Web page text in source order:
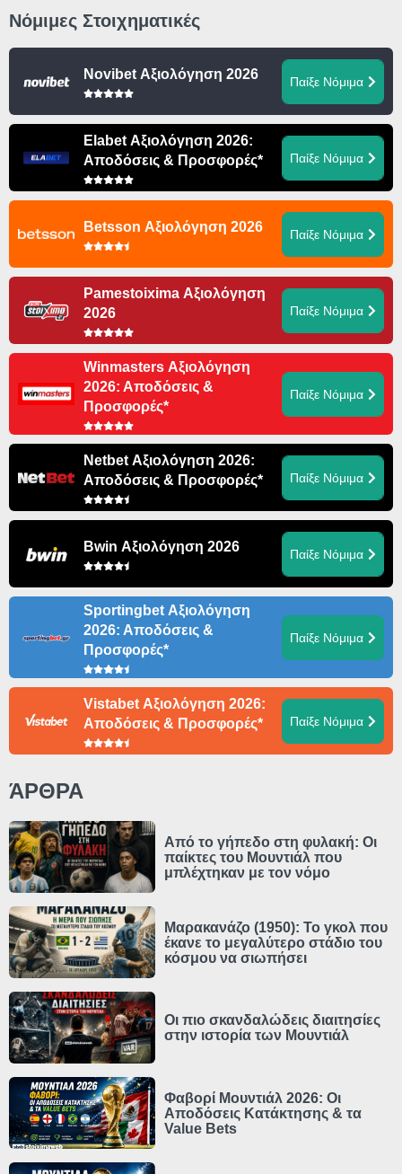
Νόμιμες Στοιχηματικές
Novibet Αξιολόγηση 2026 Παίξε Νόμιμα
Elabet Αξιολόγηση 2026:
Αποδόσεις & Προσφορές*
Παίξε Νόμιμα
Betsson Αξιολόγηση 2026 Παίξε Νόμιμα
Pamestoixima Αξιολόγηση
2026
Παίξε Νόμιμα
Winmasters Αξιολόγηση
2026: Αποδόσεις &
Προσφορές*
Παίξε Νόμιμα
Netbet Αξιολόγηση 2026:
Αποδόσεις & Προσφορές*
Παίξε Νόμιμα
Bwin Αξιολόγηση 2026 Παίξε Νόμιμα
Sportingbet Αξιολόγηση
2026: Αποδόσεις &
Προσφορές*
Παίξε Νόμιμα
Vistabet Αξιολόγηση 2026:
Αποδόσεις & Προσφορές*
Παίξε Νόμιμα
ΆΡΘΡΑ
Από το γήπεδο στη φυλακή: Οι
παίκτες του Μουντιάλ που
μπλέχτηκαν με τον νόμο
Μαρακανάζο (1950): Το γκολ που
έκανε το μεγαλύτερο στάδιο του
κόσμου να σιωπήσει
Οι πιο σκανδαλώδεις διαιτησίες
στην ιστορία των Μουντιάλ
Φαβορί Μουντιάλ 2026: Οι
Αποδόσεις Κατάκτησης & τα
Value Bets